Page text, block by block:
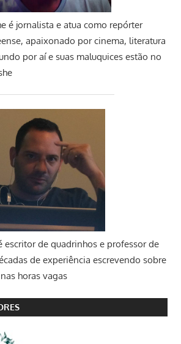
é jornalista e atua como repórter
apaixonado por cinema, literatura
por aí e suas maluquices estão no
escritor de quadrinhos e professor de
de experiência escrevendo sobre
horas vagas